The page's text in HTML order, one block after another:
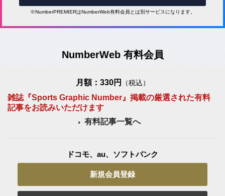
※NumberPREMIERはNumberWeb有料会員とは別サービスになります。
NumberWeb 有料会員
月額：330円 （税込）
雑誌『Sports Graphic Number』掲載の厳選された有料
記事をお読みいただけます
有料記事一覧へ
ドコモ、au、ソフトバンク
新規会員登録